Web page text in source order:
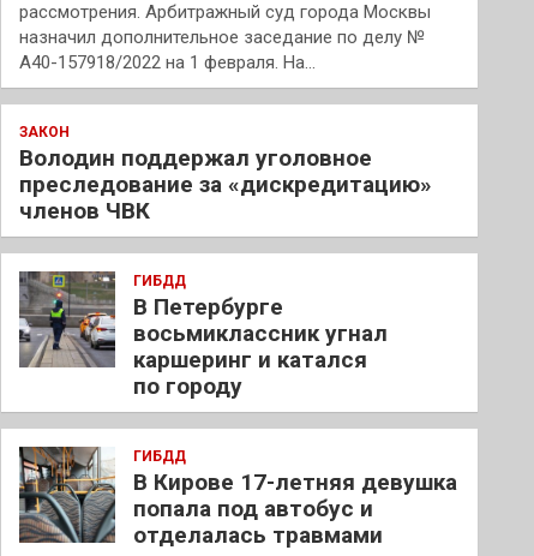
рассмотрения. Арбитражный суд города Москвы
назначил дополнительное заседание по делу №
А40-157918/2022 на 1 февраля. На…
ЗАКОН
Володин поддержал уголовное
преследование за «дискредитацию»
членов ЧВК
ГИБДД
В Петербурге
восьмиклассник угнал
каршеринг и катался
по городу
ГИБДД
В Кирове 17-летняя девушка
попала под автобус и
отделалась травмами